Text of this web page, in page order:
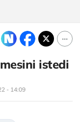
istedi
- 14:09